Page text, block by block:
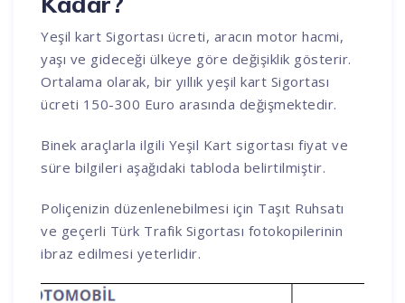
Yeşil kart Sigortası ücreti, aracın motor hacmi,
yaşı ve gideceği ülkeye göre değişiklik gösterir.
Ortalama olarak, bir yıllık yeşil kart Sigortası
ücreti 150-300 Euro arasında değişmektedir.
Binek araçlarla ilgili Yeşil Kart sigortası fiyat ve
süre bilgileri aşağıdaki tabloda belirtilmiştir.
Poliçenizin düzenlenebilmesi için Taşıt Ruhsatı
ve geçerli Türk Trafik Sigortası fotokopilerinin
ibraz edilmesi yeterlidir.